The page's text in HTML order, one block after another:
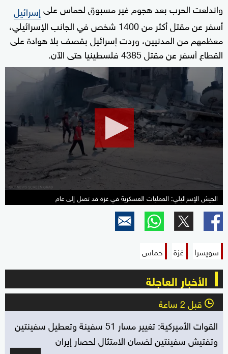
واندلعت الحرب بعد هجوم غير مسبوق لحماس علىإسرائيل
أسفر عن مقتل أكثر من 1400 شخص في الجانب الإسرائيلي،
معظمهم من المدنيين، وردت إسرائيل بقصف بلا هوادة على
القطاع أسفر عن مقتل 4385 فلسطينيا حتى الآن.
minutes,
seconds
الجيش الإسرائيلي: العمليات العسكرية في غزة قد تصل إلى عام
سويسرا غزة حماس
الأخبار العاجلة
l قبل 2 ساعة
القوات الأميركية: تغيير مسار 51 سفينة وتعطيل سفينتين
وتفتيش سفينتين لضمان الامتثال لحصار إيران